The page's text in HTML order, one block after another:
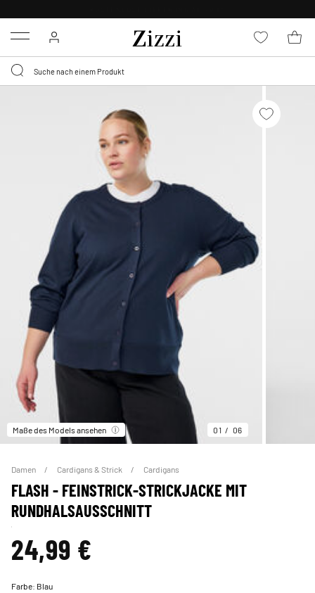
Menu
Maße des Models ansehen 01 06
Damen Cardigans & Strick Cardigans
FLASH - FEINSTRICK-STRICKJACKE MIT
RUNDHALSAUSSCHNITT
24,99 €
Farbe: Blau